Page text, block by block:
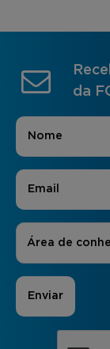
da
Nome
E-mail
Áreas de
Área de